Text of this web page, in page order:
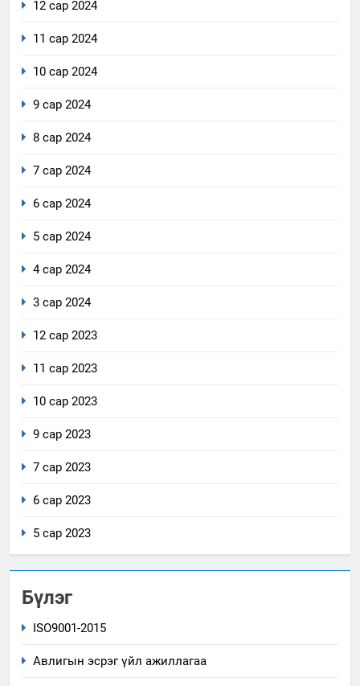
12 сар 2024
11 сар 2024
10 сар 2024
9 сар 2024
8 сар 2024
7 сар 2024
6 сар 2024
5 сар 2024
4 сар 2024
3 сар 2024
12 сар 2023
11 сар 2023
10 сар 2023
9 сар 2023
7 сар 2023
6 сар 2023
5 сар 2023
Бүлэг
ISO9001-2015
Авлигын эсрэг үйл ажиллагаа